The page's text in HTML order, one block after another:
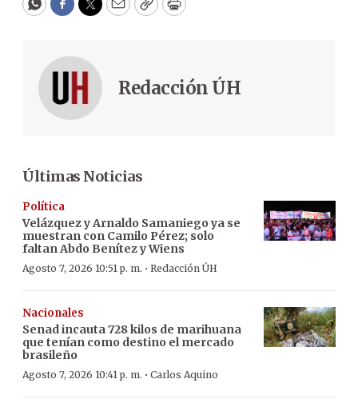
WhatsApp
Facebook
Twitter
EmailCopyPrint
Redacción ÚH
Últimas Noticias
Política
Velázquez y Arnaldo Samaniego ya se
muestran con Camilo Pérez; solo
faltan Abdo Benítez y Wiens
Agosto 7, 2026 10:51 p. m. · Redacción ÚH
Nacionales
Senad incauta 728 kilos de marihuana
que tenían como destino el mercado
brasileño
Agosto 7, 2026 10:41 p. m. · Carlos Aquino